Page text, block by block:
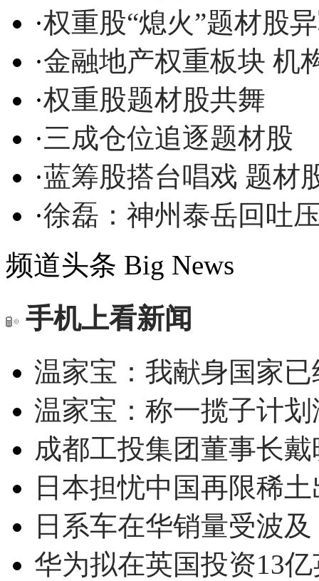
·权重股“熄火”题材股
·金融地产权重板块 机
·权重股题材股共舞
·三成仓位追逐题材股
·蓝筹股搭台唱戏 题材
·徐磊：神州泰岳回吐
频道头条 Big News
手机上看新闻
温家宝：我献身国家
温家宝：称一揽子计
成都工投集团董事长
日本担忧中国再限稀
日系车在华销量受波
华为拟在英国投资13